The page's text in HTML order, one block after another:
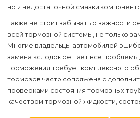
но и недостаточной смазки
Также не стоит забывать о важности
всей тормозной системы, не только
Многие владельцы автомобилей
замена колодок решает все
торможения требует комплексного
тормозов часто сопряжена с
проверками состояния тормозных
качеством тормозной жидкости,